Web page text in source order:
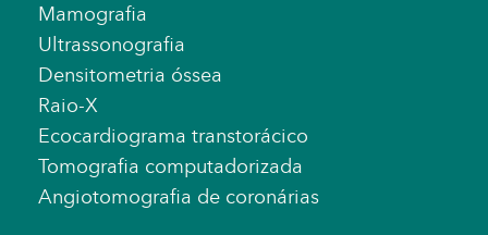
Mamografia
Ultrassonografia
Densitometria óssea
Raio-X
Ecocardiograma transtorácico
Tomografia computadorizada
Angiotomografia de coronárias